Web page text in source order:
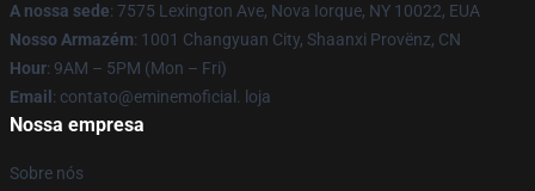
A nossa sede: 7575 Lexington Ave, Nova Iorque, NY 10022, EUA
Nosso Armazém: 1001 Changyuan City, Shaanxi Provënz, CN
Hour: 9AM – 5PM (Mon – Fri)
Email : contato@eminemoficial. loja
Nossa empresa
Sobre nós